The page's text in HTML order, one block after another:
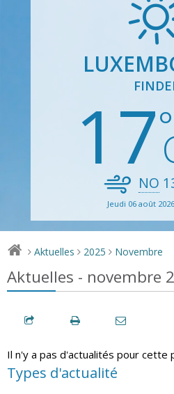
17
NO
Jeudi 06 août
> Aktuelles > 2025 > Novembre
Aktuelles - novembre
Il n'y a pas d'actualités pour cette
Types d'actualité